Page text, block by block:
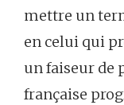
mettre un
en celui qui
un faiseur de
française